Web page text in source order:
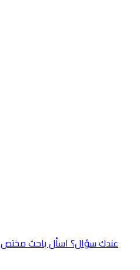
عندك سؤال؟ اسأل باحث مختص